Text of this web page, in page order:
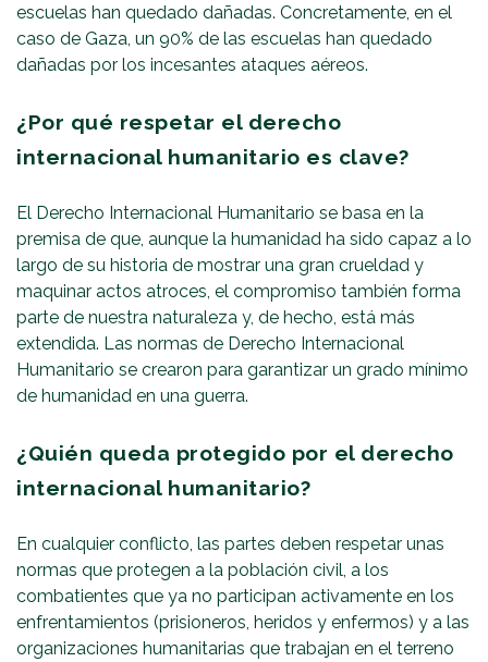
escuelas han quedado dañadas. Concretamente, en el
caso de Gaza, un 90% de las escuelas han quedado
dañadas por los incesantes ataques aéreos.
¿Por qué respetar el derecho
internacional humanitario es clave?
El Derecho Internacional Humanitario se basa en la
premisa de que, aunque la humanidad ha sido capaz a lo
largo de su historia de mostrar una gran crueldad y
maquinar actos atroces, el compromiso también forma
parte de nuestra naturaleza y, de hecho, está más
extendida. Las normas de Derecho Internacional
Humanitario se crearon para garantizar un grado mínimo
de humanidad en una guerra.
¿Quién queda protegido por el derecho
internacional humanitario?
En cualquier conflicto, las partes deben respetar unas
normas que protegen a la población civil, a los
combatientes que ya no participan activamente en los
enfrentamientos (prisioneros, heridos y enfermos) y a las
organizaciones humanitarias que trabajan en el terreno